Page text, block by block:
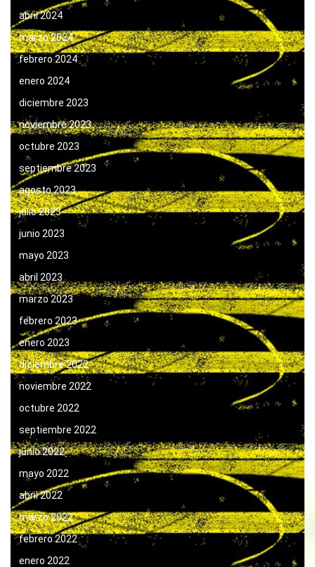
abril 2024
marzo 2024
febrero 2024
enero 2024
diciembre 2023
noviembre 2023
octubre 2023
septiembre 2023
agosto 2023
julio 2023
junio 2023
mayo 2023
abril 2023
marzo 2023
febrero 2023
enero 2023
diciembre 2022
noviembre 2022
octubre 2022
septiembre 2022
junio 2022
mayo 2022
abril 2022
marzo 2022
febrero 2022
enero 2022